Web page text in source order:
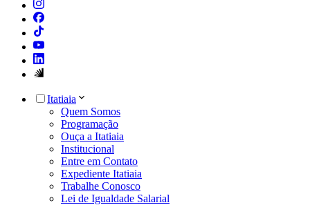
Itatiaia
Quem Somos
Programação
Ouça a Itatiaia
Institucional
Entre em Contato
Expediente Itatiaia
Trabalhe Conosco
Lei de Igualdade Salarial